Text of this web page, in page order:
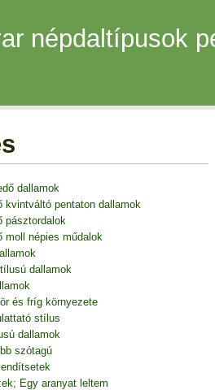
népdaltípusok
dallamok
kvintváltó pentaton dallamok
pásztordalok
moll népies műdalok
dallamok
és fríg környezete
stílus
dallamok
szótagú
Egy aranyat leltem